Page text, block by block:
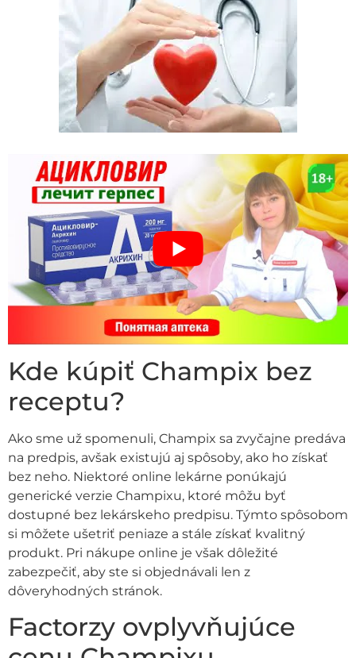
Kde kúpiť Champix bez
receptu?
Ako sme už spomenuli, Champix sa zvyčajne predáva
na predpis, avšak existujú aj spôsoby, ako ho získať
bez neho. Niektoré online lekárne ponúkajú
generické verzie Champixu, ktoré môžu byť
dostupné bez lekárskeho predpisu. Týmto spôsobom
si môžete ušetriť peniaze a stále získať kvalitný
produkt. Pri nákupe online je však dôležité
zabezpečiť, aby ste si objednávali len z
dôveryhodných stránok.
Factorzy ovplyvňujúce